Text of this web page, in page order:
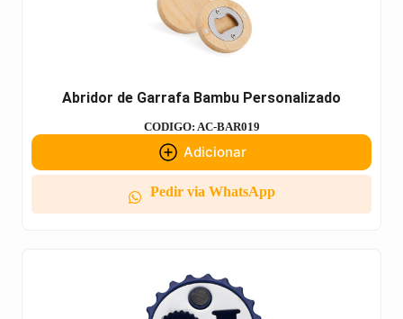
Abridor de Garrafa Bambu Personalizado
CODIGO: AC-BAR019
Adicionar
Pedir via WhatsApp